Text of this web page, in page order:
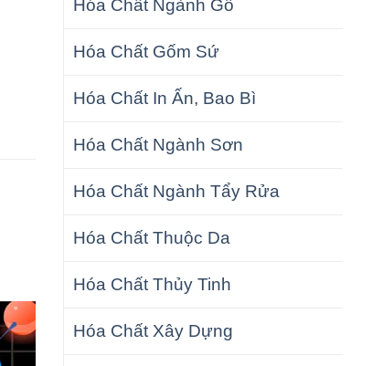
Hóa Chất Ngành Gỗ
Hóa Chất Gốm Sứ
Hóa Chất In Ấn, Bao Bì
Hóa Chất Ngành Sơn
Hóa Chất Ngành Tẩy Rửa
Hóa Chất Thuộc Da
Hóa Chất Thủy Tinh
Hóa Chất Xây Dựng